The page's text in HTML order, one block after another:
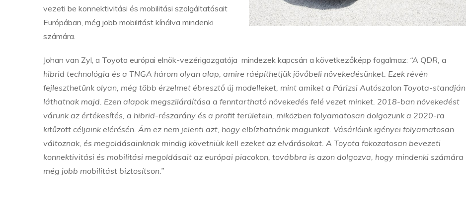
vezeti be konnektivitási és mobilitási szolgáltatásait
Európában, még jobb mobilitást kínálva mindenki
számára.
Johan van Zyl, a Toyota európai elnök-vezérigazgatója mindezek kapcsán a következőképp fogalmaz: “A QDR, a
hibrid technológia és a TNGA három olyan alap, amire ráépíthetjük jövőbeli növekedésünket. Ezek révén
fejleszthetünk olyan, még több érzelmet ébresztő új modelleket, mint amiket a Párizsi Autószalon Toyota-standján
láthatnak majd. Ezen alapok megszilárdítása a fenntartható növekedés felé vezet minket. 2018-ban növekedést
várunk az értékesítés, a hibrid-részarány és a profit területein, miközben folyamatosan dolgozunk a 2020-ra
kitűzött céljaink elérésén. Ám ez nem jelenti azt, hogy elbízhatnánk magunkat. Vásárlóink igényei folyamatosan
változnak, és megoldásainknak mindig követniük kell ezeket az elvárásokat. A Toyota fokozatosan bevezeti
konnektivitási és mobilitási megoldásait az európai piacokon, továbbra is azon dolgozva, hogy mindenki számára
még jobb mobilitást biztosítson.”